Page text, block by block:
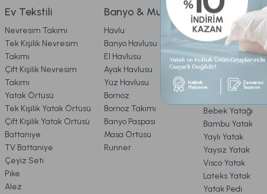
Ev Tekstili
Nevresim Takımı
Tek Kişilik Nevresim
Takımı
Çift Kişilik Nevresim
Takımı
Yatak Örtüsü
Tek Kişilik Yatak Örtüsü
Çift Kişilik Yatak Örtüsü
Battaniye
TV Battaniye
Çeyiz Seti
Pike
Alez
Banyo & Mutfak
Havlu
Banyo Havlusu
El Havlusu
Ayak Havlusu
Yüz Havlusu
Bornoz
Bornoz Takımı
Banyo Paspası
Masa Örtüsü
Runner
Yatak & Yatak
Pedi
Yataklar
Tek Kişilik Yatak
Çift Kişilik Yatak
Çocuk Yatağı
Genç Yatağı
Bebek Yatağı
Bambu Yatak
Yaylı Yatak
Yaysız Yatak
Visco Yatak
Lateks Yatak
Yatak Pedi